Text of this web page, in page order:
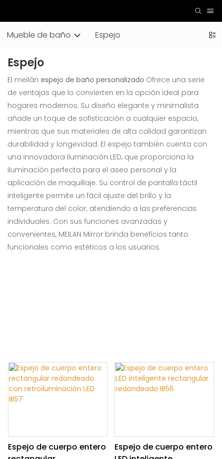
Mueble de baño Espejo
Espejo
El meilán espejo de baño personalizado Ofrece una serie
de ventajas que lo convierten en la opción ideal para
hogares modernos. Su diseño elegante y minimalista
añade un toque de sofisticación a cualquier espacio,
mientras que sus materiales de alta calidad garantizan
durabilidad y longevidad. El espejo también cuenta con
una innovadora iluminación LED, que proporciona la
iluminación perfecta para el aseo personal y la
aplicación de maquillaje. Su control de pantalla táctil
inteligente permite un fácil ajuste del brillo y la
temperatura del color, atendiendo a las preferencias
individuales. Con sus funciones avanzadas y
convenientes, MEILAN Mirror brinda beneficios tanto
funcionales como estéticos a los usuarios.
Espejo de cuerpo entero
Espejo de cuerpo entero